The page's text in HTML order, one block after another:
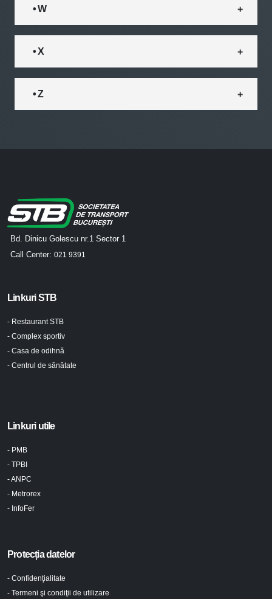
• W
• X
• Z
Bd. Dinicu Golescu nr.1 Sector 1
Call Center: 021 9391
Linkuri STB
- Restaurant STB
- Complex sportiv
- Casa de odihnă
- Centrul de sănătate
Linkuri utile
- PMB
- TPBI
- ANPC
- Metrorex
- InfoFer
Protecția datelor
- Confidenţialitate
- Termeni şi condiţii de utilizare